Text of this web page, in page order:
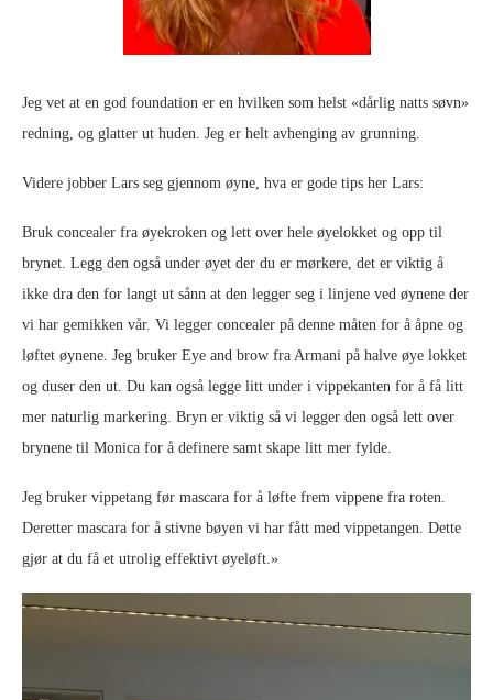
Jeg vet at en god foundation er en hvilken som helst «dårlig natts søvn»
redning, og glatter ut huden. Jeg er helt avhenging av grunning.
Videre jobber Lars seg gjennom øyne, hva er gode tips her Lars:
Bruk concealer fra øyekroken og lett over hele øyelokket og opp til
brynet. Legg den også under øyet der du er mørkere, det er viktig å
ikke dra den for langt ut sånn at den legger seg i linjene ved øynene der
vi har gemikken vår. Vi legger concealer på denne måten for å åpne og
løftet øynene. Jeg bruker Eye and brow fra Armani på halve øye lokket
og duser den ut. Du kan også legge litt under i vippekanten for å få litt
mer naturlig markering. Bryn er viktig så vi legger den også lett over
brynene til Monica for å definere samt skape litt mer fylde.
Jeg bruker vippetang før mascara for å løfte frem vippene fra roten.
Deretter mascara for å stivne bøyen vi har fått med vippetangen. Dette
gjør at du få et utrolig effektivt øyeløft.»